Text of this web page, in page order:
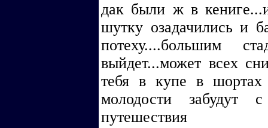
дак были ж в
шутку озадачились и
потеху....большим
выйдет...может всех
тебя в купе в
молодости забудут
путешествия